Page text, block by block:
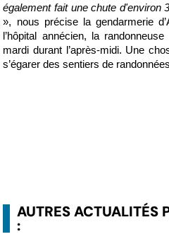
également fait une chute d'environ
», nous précise la gendarmerie
l’hôpital annécien, la
mardi durant l’après-midi. Une
s’égarer des sentiers de
AUTRES ACTUALITÉS
: